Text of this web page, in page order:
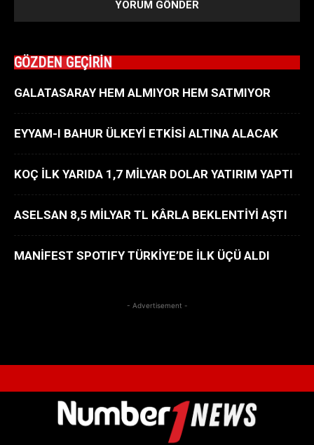
GÖZDEN GEÇİRİN
GALATASARAY HEM ALMIYOR HEM SATMIYOR
EYYAM-I BAHUR ÜLKEYİ ETKİSİ ALTINA ALACAK
KOÇ İLK YARIDA 1,7 MİLYAR DOLAR YATIRIM YAPTI
ASELSAN 8,5 MİLYAR TL KÂRLA BEKLENTİYİ AŞTI
MANİFEST SPOTIFY TÜRKİYE’DE İLK ÜÇÜ ALDI
- Advertisement -